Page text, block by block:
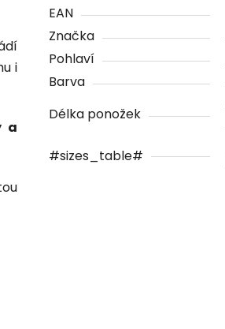
i
a
EAN
Značka
Pohlaví
Barva
Délka ponožek
#sizes_table#